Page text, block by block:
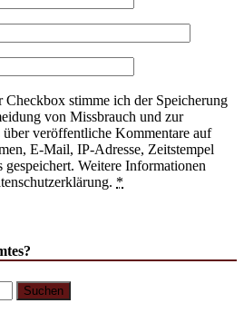
Checkbox stimme ich der Speicherung
von Missbrauch und zur
veröffentliche Kommentare auf
E-Mail, IP-Adresse, Zeitstempel
Weitere Informationen
*